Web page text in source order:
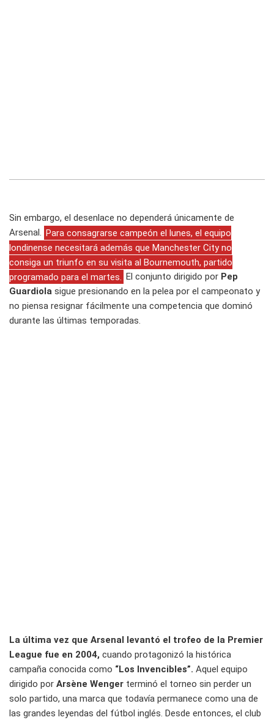
Sin embargo, el desenlace no dependerá únicamente de
Arsenal. Para consagrarse campeón el lunes, el equipo
londinense necesitará además que Manchester City no
consiga un triunfo en su visita al Bournemouth, partido
programado para el martes.
El conjunto dirigido por Pep
Guardiola sigue presionando en la pelea por el campeonato y
no piensa resignar fácilmente una competencia que dominó
durante las últimas temporadas.
La última vez que Arsenal levantó el trofeo de la Premier
League fue en 2004, cuando protagonizó la histórica
campaña conocida como “Los Invencibles”. Aquel equipo
dirigido por Arsène Wenger terminó el torneo sin perder un
solo partido, una marca que todavía permanece como una de
las grandes leyendas del fútbol inglés. Desde entonces, el club